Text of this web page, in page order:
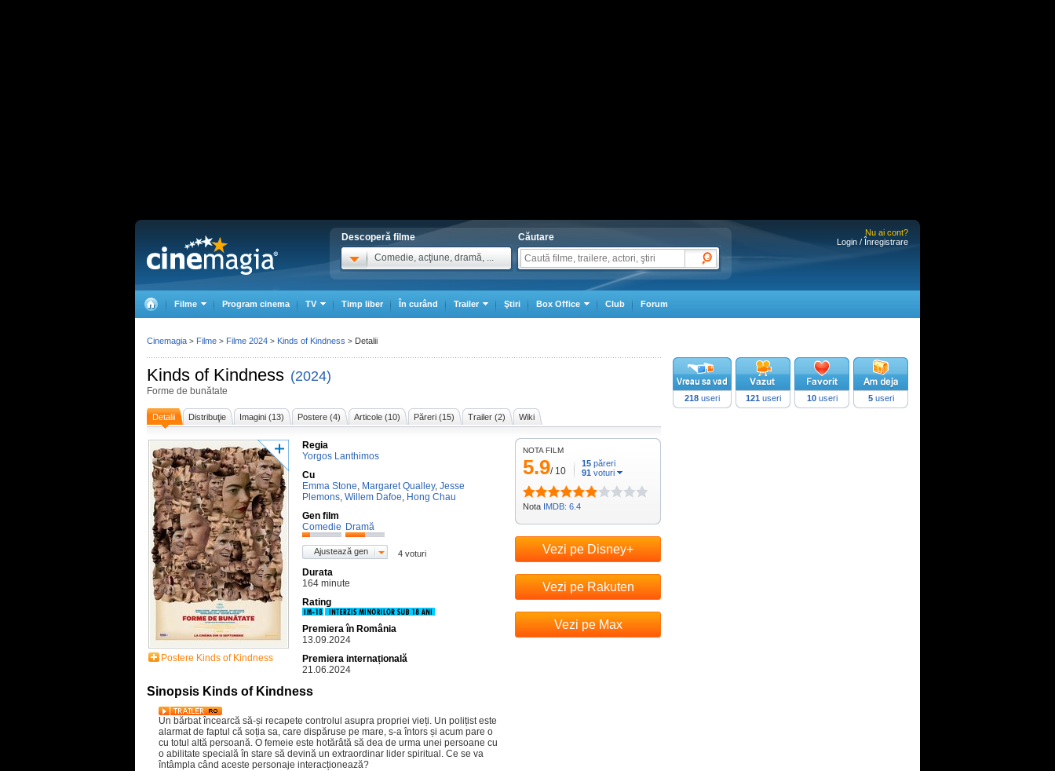
Descoperă filme
Comedie, acţiune, dramă, ...
Căutare
Nu ai cont?
Login / Înregistrare
Filme Program cinema TV Timp liber În curând Trailer Ştiri Box Office Club Forum
Kinds of Kindness (2024)
Forme de bunătate
Detalii Distribuţie Imagini (13) Postere (4) Articole (10) Păreri (15) Trailer (2) Wiki
Postere Kinds of Kindness
Regia
Yorgos Lanthimos
Cu
Emma Stone, Margaret Qualley, Jesse
Plemons, Willem Dafoe, Hong Chau
Gen film
Comedie Dramă
Ajustează gen 4 voturi
Durata
164 minute
Rating
Premiera în România
13.09.2024
Premiera internațională
21.06.2024
Sinopsis Kinds of Kindness
Un bărbat încearcă să-și recapete controlul asupra propriei vieți. Un polițist este
alarmat de faptul că soția sa, care dispăruse pe mare, s-a întors și acum pare o
cu totul altă persoană. O femeie este hotărâtă să dea de urma unei persoane cu
o abilitate specială în stare să devină un extraordinar lider spiritual. Ce se va
întâmpla când aceste personaje interacționează?
NOTA FILM
5.9/ 10
15 păreri
91 voturi
Nota IMDB: 6.4
Vezi pe Disney+
Vezi pe Rakuten
Vezi pe Max
218 useri 121 useri 10useri 5useri
Cinemagia > Filme > Filme 2024 > Kinds of Kindness > Detalii